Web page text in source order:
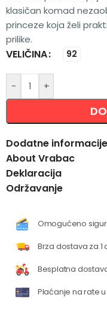
klasičan komad
princeze koja želi
prilike.
VELIČINA 92
- +
Alternative:
Dodatne informacije
About Vrabac
Deklaracija
Održavanje
Omogućeno
Brza dostava za
Besplatna
Plaćanje na rate